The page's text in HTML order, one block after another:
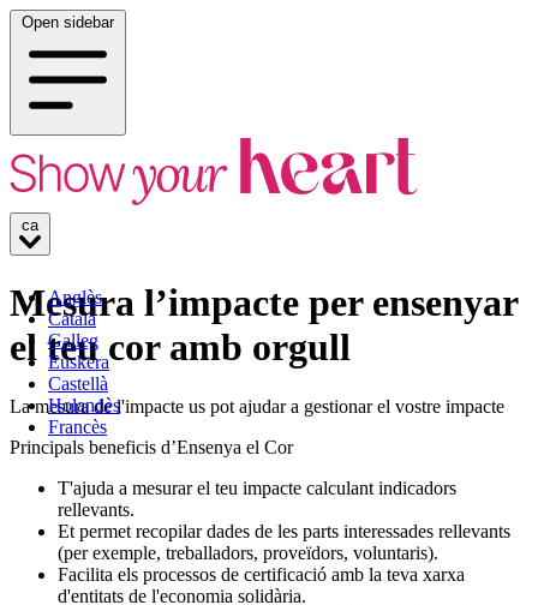
Open sidebar
ca
Anglès
Català
Galleg
Euskera
Castellà
Holandès
Francès
Mesura l’impacte per ensenyar
el teu cor amb orgull
La mesura de l'impacte us pot ajudar a gestionar el vostre impacte
Principals beneficis d’Ensenya el Cor
T'ajuda a mesurar el teu impacte calculant indicadors
rellevants.
Et permet recopilar dades de les parts interessades rellevants
(per exemple, treballadors, proveïdors, voluntaris).
Facilita els processos de certificació amb la teva xarxa
d'entitats de l'economia solidària.